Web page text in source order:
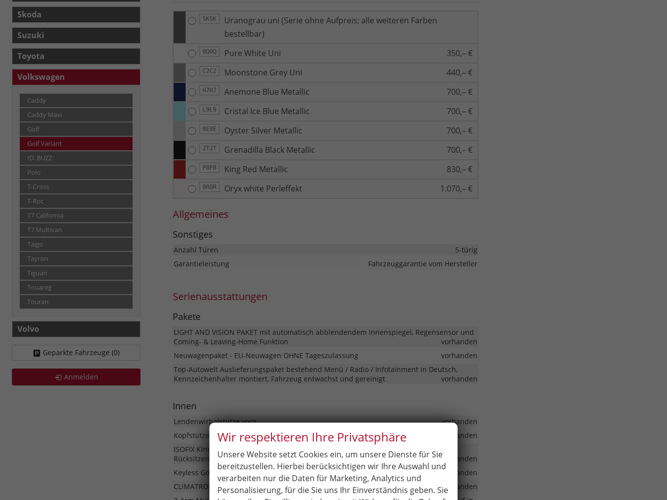
5K5K
Uranograu uni (Serie ohne Aufpreis; alle weiteren Farben
bestellbar)
0Q0Q Pure White Uni 350,– €
C2C2 Moonstone Grey Uni 440,– €
H7H7 Anemone Blue Metallic 700,– €
L9L9 Cristal Ice Blue Metallic 700,– €
8E8E Oyster Silver Metallic 700,– €
2T2T Grenadilla Black Metallic 700,– €
P8P8 King Red Metallic 830,– €
0R0R Oryx white Perleffekt 1.070,– €
Allgemeines
Sonstiges
Anzahl Türen
5-türig
Garantieleistung
Fahrzeuggarantie vom Hersteller
Serienausstattungen
Pakete
LIGHT AND VISION PAKET mit automatisch abblendendem Innenspiegel, Regensensor und
Coming- & Leaving-Home Funktion
vorhanden
Neuwagenpaket - EU-Neuwagen OHNE Tageszulassung
vorhanden
Top-Autowelt Auslieferungspaket bestehend Menü / Radio / Infotainment in Deutsch,
Kennzeichenhalter montiert, Fahrzeug entwachst und gereinigt
vorhanden
Innen
Lendenwirbelstütze vorn
vorhanden
Kopfstützen vorn sicherheitsoptimiert, 3 Kopfstützen hinten
vorhanden
ISOFIX Kindersitzbefestigung auf dem Beifahrersitz und auf den äußeren beiden
Rücksitzen
vorhanden
Keyless Go Start-& Stop-Knopf
vorhanden
CLIMATRONIC Klimaautomatik mit 3-Zonen Komfortregelung und Air Care
vorhanden
Skoda
Suzuki
Toyota
Volkswagen
Caddy
Caddy Maxi
Golf
Golf Variant
ID. BUZZ
Polo
T-Cross
T-Roc
T7 California
T7 Multivan
Taigo
Tayron
Tiguan
Touareg
Touran
Volvo
Geparkte Fahrzeuge (0)
Anmelden
Wir respektieren Ihre Privatsphäre
Unsere Website setzt Cookies ein, um unsere Dienste für Sie
bereitzustellen. Hierbei berücksichtigen wir Ihre Auswahl und
verarbeiten nur die Daten für Marketing, Analytics und
Personalisierung, für die Sie uns Ihr Einverständnis geben. Sie